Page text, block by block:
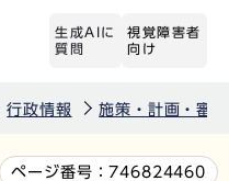
生成AIに
質問
視覚障害者
向け
行政情報 施策・計画・審
ページ番号：746824460